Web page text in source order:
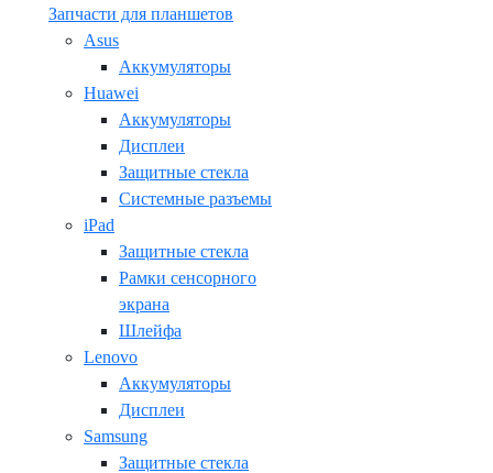
Запчасти для планшетов
Asus
Аккумуляторы
Huawei
Аккумуляторы
Дисплеи
Защитные стекла
Системные разъемы
iPad
Защитные стекла
Рамки сенсорного
экрана
Шлейфа
Lenovo
Аккумуляторы
Дисплеи
Samsung
Защитные стекла